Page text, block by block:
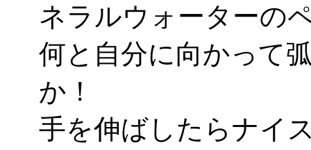
ネラルウォーターの
何と自分に向かって
か！
手を伸ばしたらナイ